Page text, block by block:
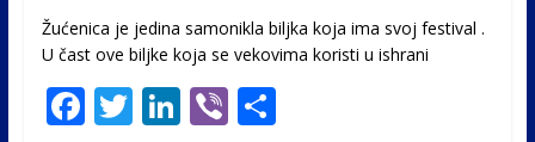
Žućenica je jedina samonikla biljka koja ima svoj festival .
U čast ovе biljke koja se vekovima koristi u ishrani
F T Li Vi S